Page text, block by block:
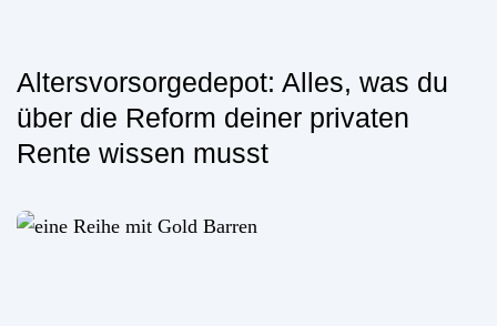
Altersvorsorgedepot: Alles, was du
über die Reform deiner privaten
Rente wissen musst